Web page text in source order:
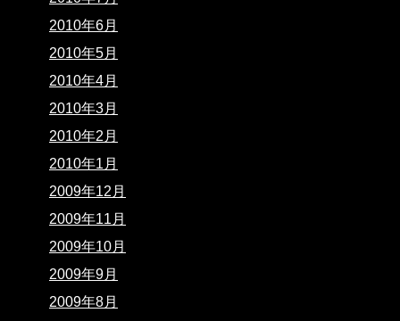
2010年6月
2010年5月
2010年4月
2010年3月
2010年2月
2010年1月
2009年12月
2009年11月
2009年10月
2009年9月
2009年8月